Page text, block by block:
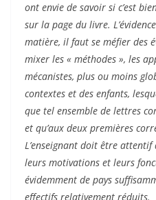
ont envie de savoir si c’est
sur la page du livre.
matière, il faut se méfier des
mixer les « méthodes », les
mécanistes, plus ou moins
contextes et des enfants,
que tel ensemble de lettres
et qu’aux deux premières
L’enseignant doit être
leurs motivations et leurs
évidemment de pays
effectifs relativement réduits.